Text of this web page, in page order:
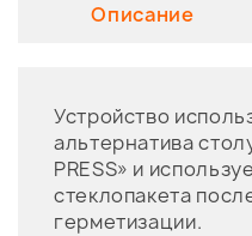
Описание
Устройство
альтернатива
PRESS» и
стеклопакета
герметизации.